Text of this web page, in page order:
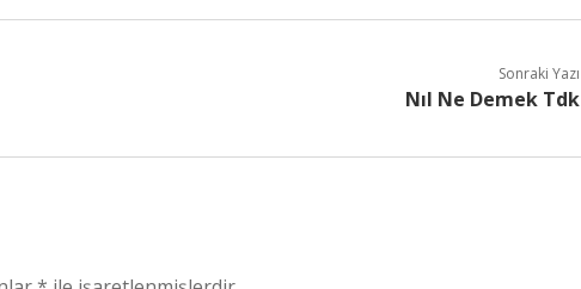
Sonraki Yazı
Nıl Ne Demek Tdk